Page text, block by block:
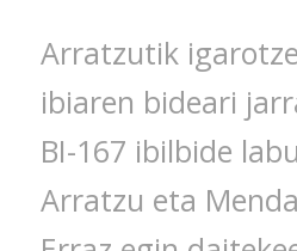
Arratzutik
ibiaren bideari
BI-167 ibilbide
Arratzu eta